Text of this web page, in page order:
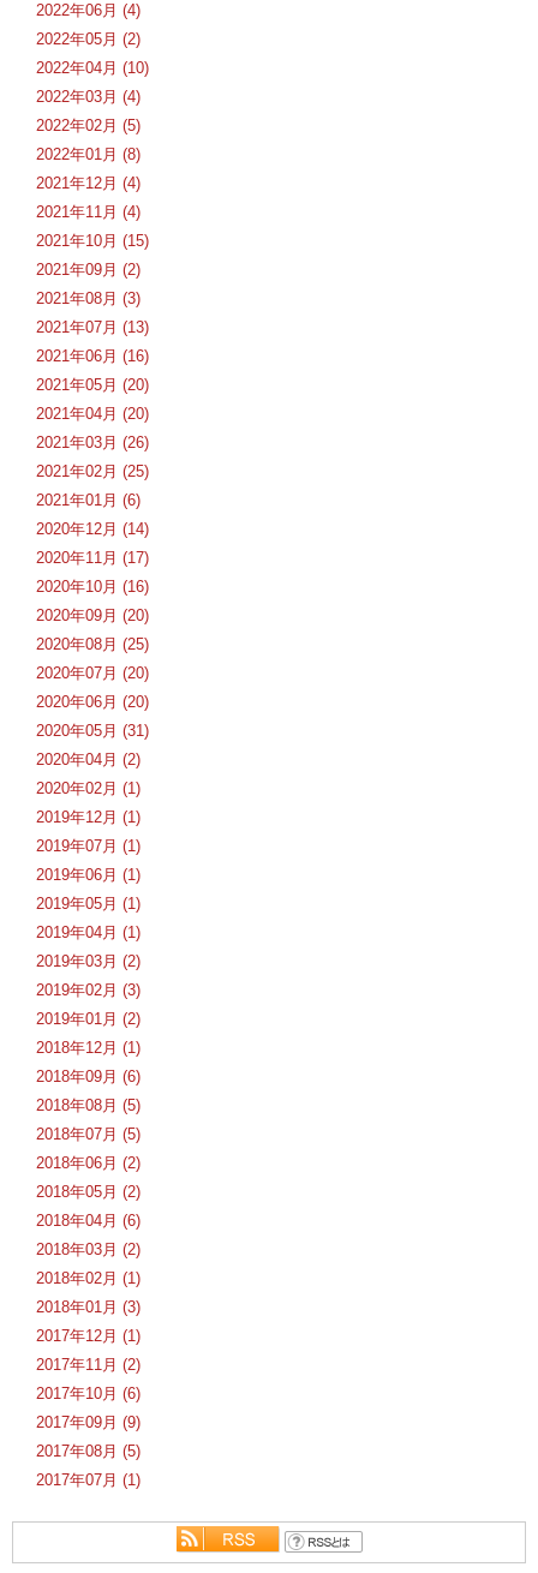
2022年06月 (4)
2022年05月 (2)
2022年04月 (10)
2022年03月 (4)
2022年02月 (5)
2022年01月 (8)
2021年12月 (4)
2021年11月 (4)
2021年10月 (15)
2021年09月 (2)
2021年08月 (3)
2021年07月 (13)
2021年06月 (16)
2021年05月 (20)
2021年04月 (20)
2021年03月 (26)
2021年02月 (25)
2021年01月 (6)
2020年12月 (14)
2020年11月 (17)
2020年10月 (16)
2020年09月 (20)
2020年08月 (25)
2020年07月 (20)
2020年06月 (20)
2020年05月 (31)
2020年04月 (2)
2020年02月 (1)
2019年12月 (1)
2019年07月 (1)
2019年06月 (1)
2019年05月 (1)
2019年04月 (1)
2019年03月 (2)
2019年02月 (3)
2019年01月 (2)
2018年12月 (1)
2018年09月 (6)
2018年08月 (5)
2018年07月 (5)
2018年06月 (2)
2018年05月 (2)
2018年04月 (6)
2018年03月 (2)
2018年02月 (1)
2018年01月 (3)
2017年12月 (1)
2017年11月 (2)
2017年10月 (6)
2017年09月 (9)
2017年08月 (5)
2017年07月 (1)